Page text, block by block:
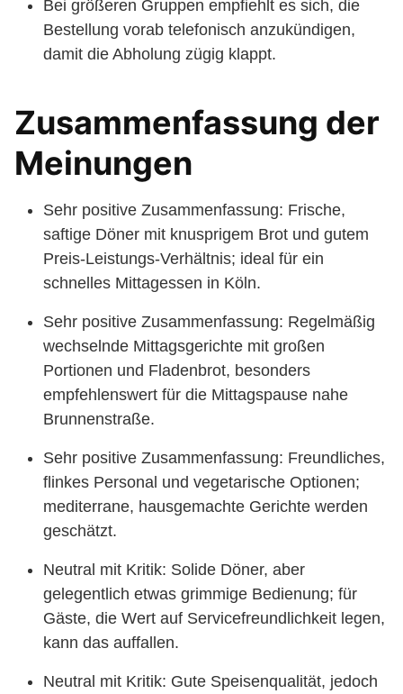
Bei größeren Gruppen empfiehlt es sich, die
Bestellung vorab telefonisch anzukündigen,
damit die Abholung zügig klappt.
Zusammenfassung der
Meinungen
Sehr positive Zusammenfassung: Frische,
saftige Döner mit knusprigem Brot und gutem
Preis-Leistungs-Verhältnis; ideal für ein
schnelles Mittagessen in Köln.
Sehr positive Zusammenfassung: Regelmäßig
wechselnde Mittagsgerichte mit großen
Portionen und Fladenbrot, besonders
empfehlenswert für die Mittagspause nahe
Brunnenstraße.
Sehr positive Zusammenfassung: Freundliches,
flinkes Personal und vegetarische Optionen;
mediterrane, hausgemachte Gerichte werden
geschätzt.
Neutral mit Kritik: Solide Döner, aber
gelegentlich etwas grimmige Bedienung; für
Gäste, die Wert auf Servicefreundlichkeit legen,
kann das auffallen.
Neutral mit Kritik: Gute Speisenqualität, jedoch